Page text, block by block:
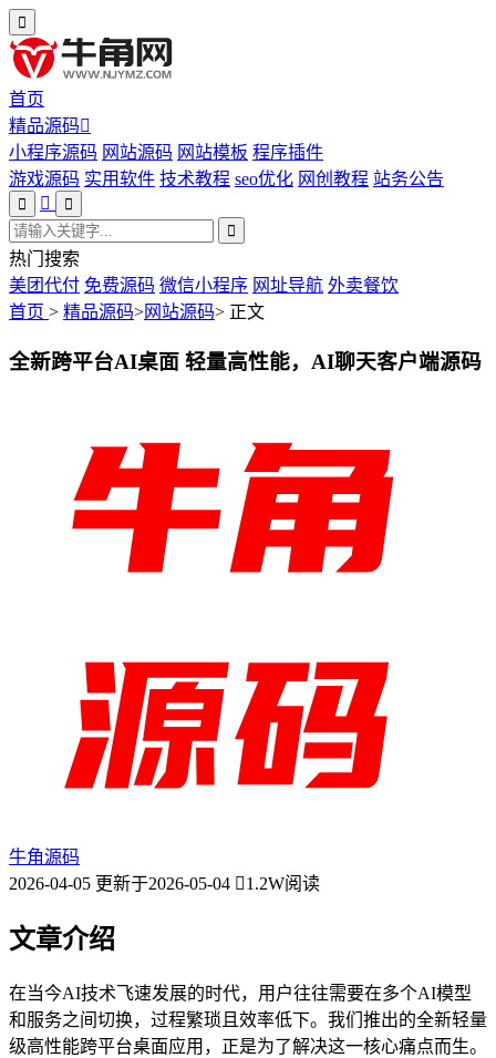
首页
精品源码
小程序源码 网站源码 网站模板 程序插件
游戏源码 实用软件 技术教程 seo优化 网创教程 站务公告
热门搜索
美团代付 免费源码 微信小程序 网址导航 外卖餐饮
首页 > 精品源码>网站源码> 正文
全新跨平台AI桌面 轻量高性能，AI聊天客户端源码
牛角源码
2026-04-05 更新于2026-05-04 1.2W阅读
文章介绍
在当今AI技术飞速发展的时代，用户往往需要在多个AI模型
和服务之间切换，过程繁琐且效率低下。我们推出的全新轻量
级高性能跨平台桌面应用，正是为了解决这一核心痛点而生。